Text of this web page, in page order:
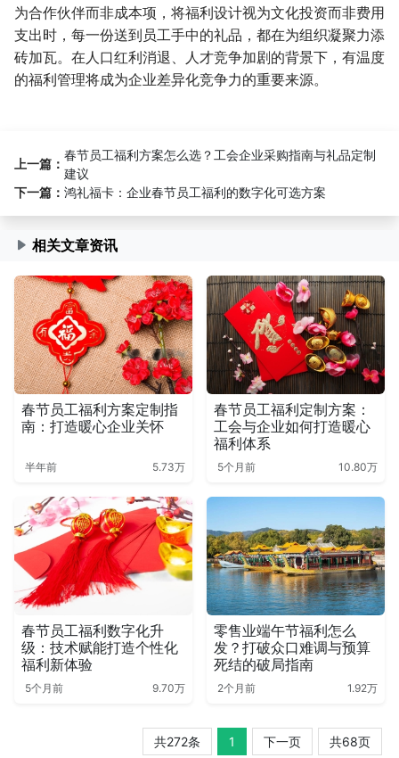
为合作伙伴而非成本项，将福利设计视为文化投资而非费用
支出时，每一份送到员工手中的礼品，都在为组织凝聚力添
砖加瓦。在人口红利消退、人才竞争加剧的背景下，有温度
的福利管理将成为企业差异化竞争力的重要来源。
上一篇：
春节员工福利方案怎么选？工会企业采购指南与礼品定制
建议
下一篇： 鸿礼福卡：企业春节员工福利的数字化可选方案
相关文章资讯
春节员工福利方案定制指
南：打造暖心企业关怀
半年前 5.73万
春节员工福利定制方案：
工会与企业如何打造暖心
福利体系
5个月前 10.80万
春节员工福利数字化升
级：技术赋能打造个性化
福利新体验
5个月前 9.70万
零售业端午节福利怎么
发？打破众口难调与预算
死结的破局指南
2个月前 1.92万
共272条 1 下一页 共68页